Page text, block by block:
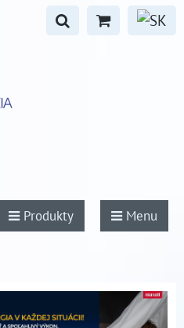
Produkty Menu